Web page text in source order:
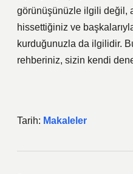
görünüşünüzle ilgili değil,
hissettiğiniz ve
kurduğunuzla da ilgilidir.
rehberiniz, sizin kendi
Tarih: Makaleler